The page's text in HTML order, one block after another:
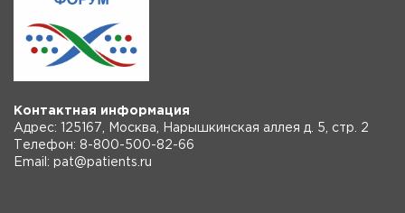
Контактная информация
Адрес: 125167, Москва, Нарышкинская аллея д. 5, стр. 2
Телефон: 8-800-500-82-66
Email: pat@patients.ru